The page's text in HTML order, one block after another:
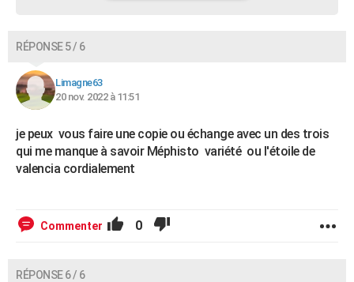
RÉPONSE 5 / 6
Limagne63
20 nov. 2022 à 11:51
je peux vous faire une copie ou échange avec un des trois
qui me manque à savoir Méphisto variété ou l'étoile de
valencia cordialement
Commenter 0
RÉPONSE 6 / 6